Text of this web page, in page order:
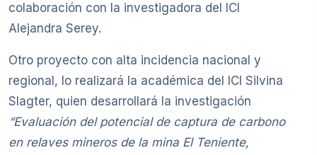
colaboración con la investigadora del ICI
Alejandra Serey.
Otro proyecto con alta incidencia nacional y
regional, lo realizará la académica del ICI Silvina
Slagter, quien desarrollará la investigación
“Evaluación del potencial de captura de carbono
en relaves mineros de la mina El Teniente,